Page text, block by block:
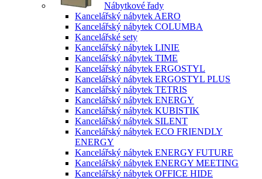
Nábytkové řady
Kancelářský nábytek AERO
Kancelářský nábytek COLUMBA
Kancelářské sety
Kancelářský nábytek LINIE
Kancelářský nábytek TIME
Kancelářský nábytek ERGOSTYL
Kancelářský nábytek ERGOSTYL PLUS
Kancelářský nábytek TETRIS
Kancelářský nábytek ENERGY
Kancelářský nábytek KUBISTIK
Kancelářský nábytek SILENT
Kancelářský nábytek ECO FRIENDLY
ENERGY
Kancelářský nábytek ENERGY FUTURE
Kancelářský nábytek ENERGY MEETING
Kancelářský nábytek OFFICE HIDE